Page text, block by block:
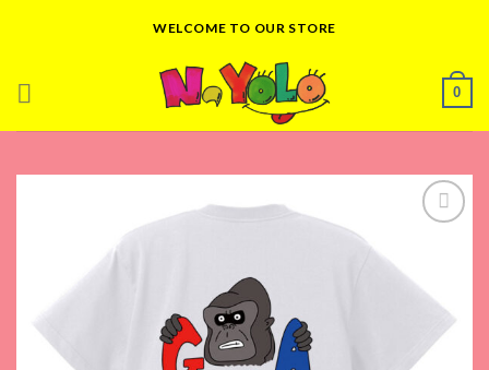
WELCOME TO OUR STORE
0
Add to
wishlist